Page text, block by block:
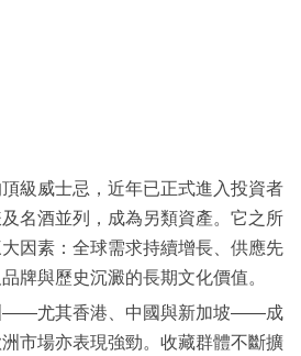
級威士忌，近年已正式進入投資者
名酒並列，成為另類資產。它之所
因素：全球需求持續增長、供應先
牌與歷史沉澱的長期文化價值。
——尤其香港、中國與新加坡——成
市場亦表現強勁。收藏群體不斷擴